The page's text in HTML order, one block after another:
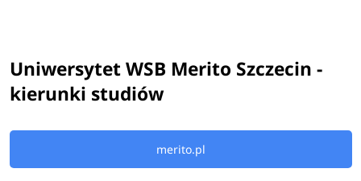
Uniwersytet WSB Merito Szczecin -
kierunki studiów
merito.pl